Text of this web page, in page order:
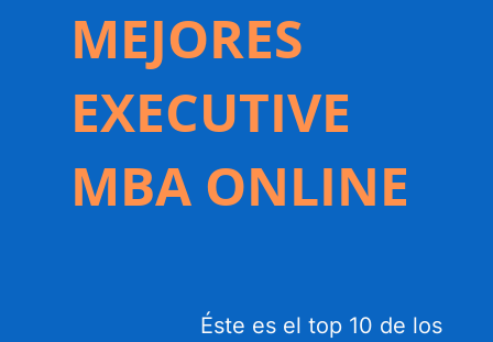
MEJORES
EXECUTIVE
MBA ONLINE
Éste es el top 10 de los